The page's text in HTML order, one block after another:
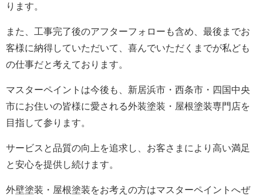
ります。
また、工事完了後のアフターフォローも含め、最後までお
客様に納得していただいて、喜んでいただくまでが私ども
の仕事だと考えております。
マスターペイントは今後も、新居浜市・西条市・四国中央
市にお住いの皆様に愛される外装塗装・屋根塗装専門店を
目指して参ります。
サービスと品質の向上を追求し、お客さまにより高い満足
と安心を提供し続けます。
外壁塗装・屋根塗装をお考えの方はマスターペイントへぜ